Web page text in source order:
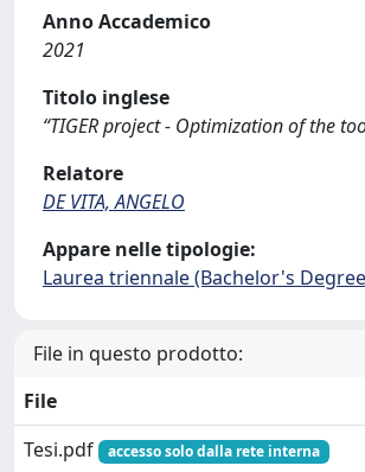
Anno Accademico
2021
Titolo inglese
“TIGER project - Optimization of the
Relatore
DE VITA, ANGELO
Appare nelle tipologie:
Laurea triennale (Bachelor's
File in questo prodotto:
File
Tesi.pdf
accesso solo dalla rete interna